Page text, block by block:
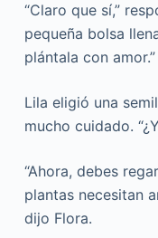
“Claro que sí,”
pequeña bolsa
plántala con amor.”
Lila eligió una
mucho cuidado.
“Ahora, debes
plantas necesitan
dijo Flora.